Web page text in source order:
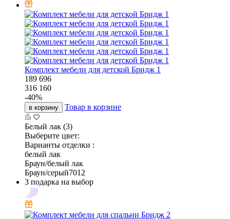
Комплект мебели для детской Бридж 1
189 696
316 160
-40%
в корзину Товар в корзине
Белый лак (3)
Выберите цвет:
Варианты отделки :
белый лак
Браун/белый лак
Браун/серый7012
3 подарка на выбор